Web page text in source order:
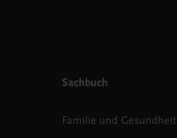
Sachbuch
Familie und Gesundheit